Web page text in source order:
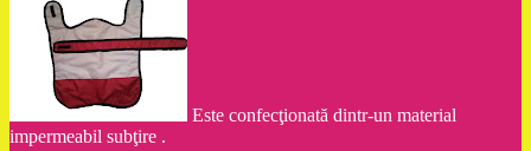
Este confecţionată dintr-un material
impermeabil subţire .